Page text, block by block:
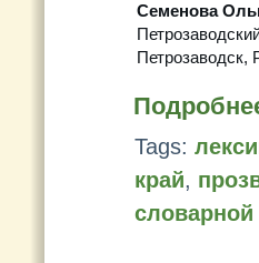
Семенова
Петрозаводск,
Tags:
край,
словарной